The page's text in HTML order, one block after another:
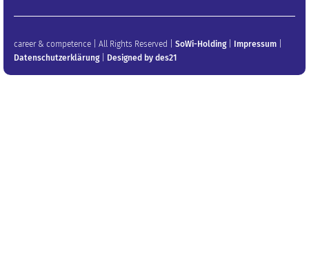
career & competence | All Rights Reserved | SoWi-Holding| Impressum
Datenschutzerklärung| Designed by des21